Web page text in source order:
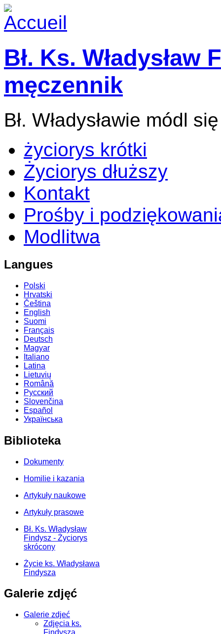
Bł. Ks. Władysław
męczennik
Bł. Władysławie módl
życiorys krótki
Życiorys dłuższy
Kontakt
Prośby i
Modlitwa
Langues
Polski
Hrvatski
Čeština
English
Suomi
Français
Deutsch
Magyar
Italiano
Latina
Lietuvių
Română
Русский
Slovenčina
Español
Українська
Biblioteka
Dokumenty
Homilie i kazania
Artykuły naukowe
Artykuły prasowe
Bł. Ks. Władysław
Findysz - Życiorys
skrócony
Życie ks. Władysława
Findysza
Galerie zdjęć
Galerie zdjeć
Zdjęcia ks.